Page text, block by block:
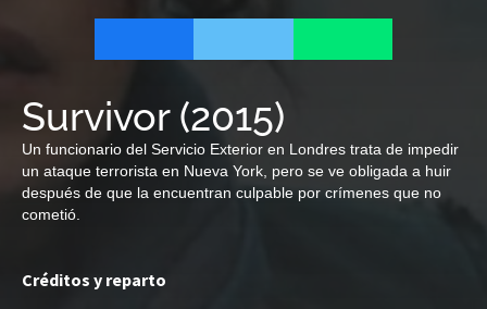
Survivor (2015)
Un funcionario del Servicio Exterior en Londres trata de impedir
un ataque terrorista en Nueva York, pero se ve obligada a huir
después de que la encuentran culpable por crímenes que no
cometió.
Créditos y reparto